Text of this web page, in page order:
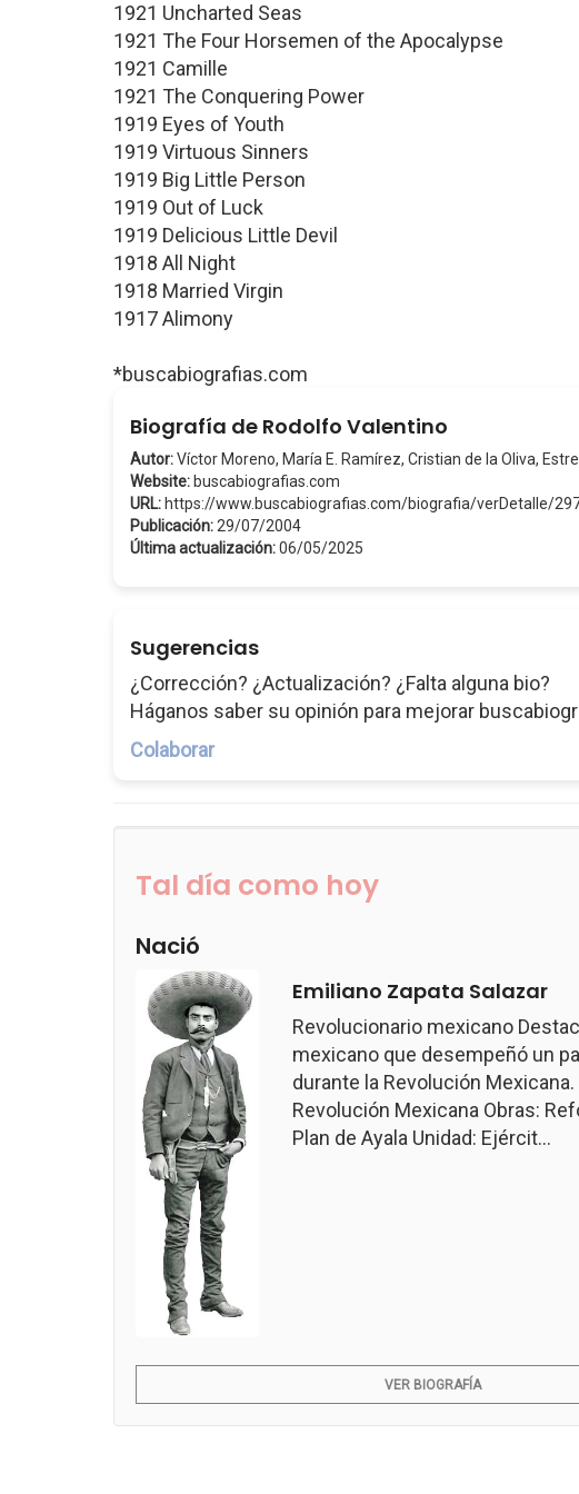
1921 Uncharted Seas
1921 The Four Horsemen of the Apocalypse
1921 Camille
1921 The Conquering Power
1919 Eyes of Youth
1919 Virtuous Sinners
1919 Big Little Person
1919 Out of Luck
1919 Delicious Little Devil
1918 All Night
1918 Married Virgin
1917 Alimony
*buscabiografias.com
Biografía de Rodolfo Valentino
Autor:Víctor Moreno, María E. Ramírez, Cristian de la Oliva,
Website: buscabiografias.com
URL: https://www.buscabiografias.com/biografia/verDetalle/
Publicación: 29/07/2004
Última actualización:06/05/2025
Sugerencias
¿Corrección? ¿Actualización? ¿Falta alguna bio?
Háganos saber su opinión para mejorar
Colaborar
Tal día como hoy
Nació
Emiliano Zapata Salazar
Revolucionario mexicano
mexicano que desempeñó un
durante la Revolución
Revolución Mexicana Obras:
Plan de Ayala Unidad: Ejércit...
VER BIOGRAFÍA